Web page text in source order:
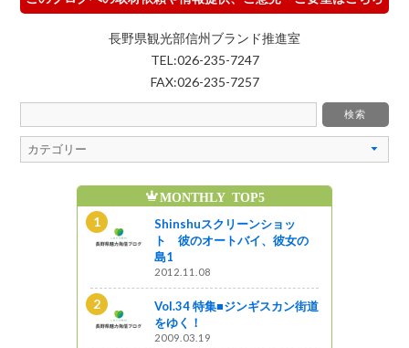
長野県観光部信州ブランド推進室
TEL:026-235-7247
FAX:026-235-7257
MONTHLY TOP5
Shinshuスクリーンショッ
ト 彼のオートバイ、彼女の
島1
2012.11.08
Vol.34 特集■ジンギスカン街道
をゆく！
2009.03.19